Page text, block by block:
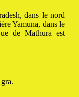
dans le nord
Yamuna, dans le
de Mathura est